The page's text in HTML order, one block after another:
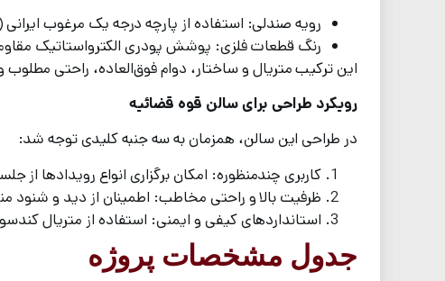
رویه صندلی: استفاده از پارچه درجه یک مرغوب
رنگ قطعات فلزی: پوشش پودری الکترواستاتیک مقاوم
این ترکیب متریال و ساختار، دوام فوق‌العاده، راحتی
رویکرد طراحی برای سالن قوه قضائیه
در طراحی این سالن، همزمان به سه جنبه کلیدی توجه شد:
کاربری چندمنظوره: امکان برگزاری انواع رویدادها از
ظرفیت بالا و راحتی مخاطب: اطمینان از دید و شنود مناسب برای تمام
استانداردهای کیفی و ایمنی: استفاده از متریال
جدول مشخصات پروژه